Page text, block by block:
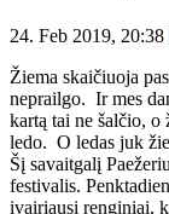
24. Feb 2019, 20:38
Žiema skaičiuoja
neprailgo. Ir mes
kartą tai ne šalčio, o
ledo. O ledas juk
Šį savaitgalį
festivalis.
įvairiausi renginiai,